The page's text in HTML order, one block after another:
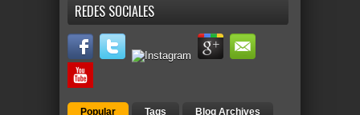
REDES SOCIALES
Popular Tags Blog Archives